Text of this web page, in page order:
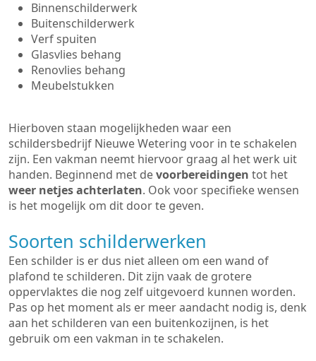
Binnenschilderwerk
Buitenschilderwerk
Verf spuiten
Glasvlies behang
Renovlies behang
Meubelstukken
Hierboven staan mogelijkheden waar een
schildersbedrijf Nieuwe Wetering voor in te schakelen
zijn. Een vakman neemt hiervoor graag al het werk uit
handen. Beginnend met devoorbereidingen tot het
weer netjes achterlaten. Ook voor specifieke wensen
is het mogelijk om dit door te geven.
Soorten schilderwerken
Een schilder is er dus niet alleen om een wand of
plafond te schilderen. Dit zijn vaak de grotere
oppervlaktes die nog zelf uitgevoerd kunnen worden.
Pas op het moment als er meer aandacht nodig is, denk
aan het schilderen van een buitenkozijnen, is het
gebruik om een vakman in te schakelen.